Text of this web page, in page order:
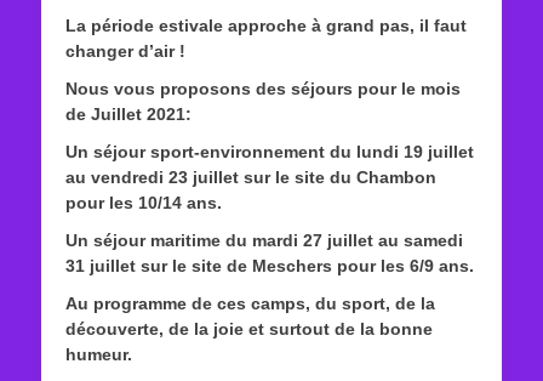
La période estivale approche à grand pas, il faut
changer d’air !
Nous vous proposons des séjours pour le mois
de Juillet 2021:
Un séjour sport-environnement du lundi 19 juillet
au vendredi 23 juillet sur le site du Chambon
pour les 10/14 ans.
Un séjour maritime du mardi 27 juillet au samedi
31 juillet sur le site de Meschers pour les 6/9 ans.
Au programme de ces camps, du sport, de la
découverte, de la joie et surtout de la bonne
humeur.